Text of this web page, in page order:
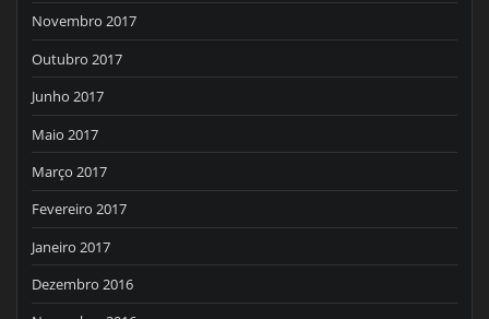
Novembro 2017
Outubro 2017
Junho 2017
Maio 2017
Março 2017
Fevereiro 2017
Janeiro 2017
Dezembro 2016